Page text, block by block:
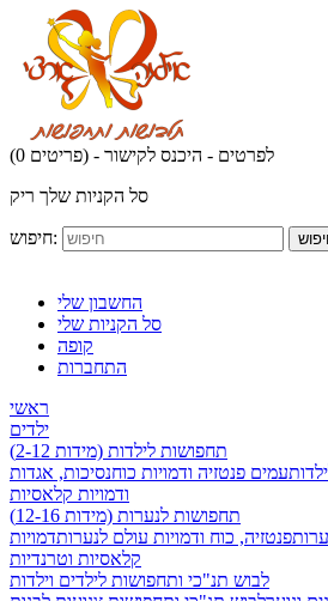
(0 פריטים) - לפרטים - היכנס לקישור
סל הקניות שלך ריק
חיפוש:
החשבון שלי
סל הקניות שלי
קופה
התחברות
ראשי
ילדים
תחפושות לילדות (מידות 2-12)
עמים פנטזיה ודמויות כוחנסיכות, אגדות
ודמויות קלאסיות
תחפושות לנערות (מידות 12-16)
פנטזיה, כוח ודמויות עולם לנערותדמויות
קלאסיות וטרנדיות
לבוש תנ"כי ותחפושות לילדים וילדות